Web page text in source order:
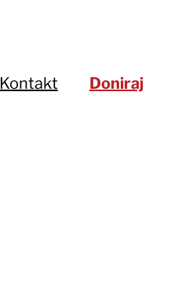
Kontakt Doniraj